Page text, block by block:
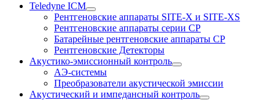
Teledyne ICM
Рентгеновские аппараты SITE-X и SITE-XS
Рентгеновские аппараты серии CP
Батарейные рентгеновские аппараты CP
Рентгеновские Детекторы
Акустико-эмисcионный контроль
АЭ-системы
Преобразователи акустической эмиссии
Акустический и импедансный контроль